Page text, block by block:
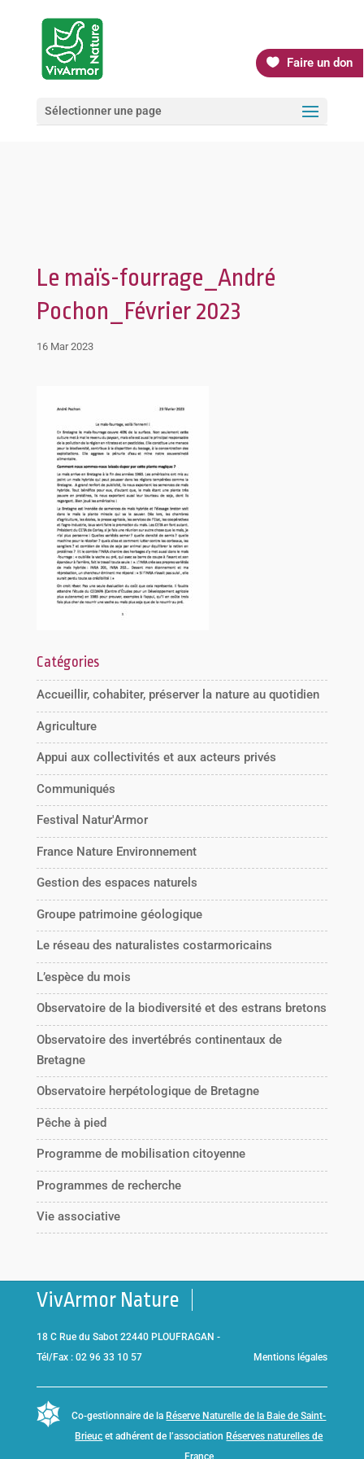
Faire un don
Sélectionner une page
Le maïs-fourrage_André
Pochon_Février 2023
16 Mar 2023
Catégories
Accueillir, cohabiter, préserver la nature au quotidien
Agriculture
Appui aux collectivités et aux acteurs privés
Communiqués
Festival Natur'Armor
France Nature Environnement
Gestion des espaces naturels
Groupe patrimoine géologique
Le réseau des naturalistes costarmoricains
L’espèce du mois
Observatoire de la biodiversité et des estrans bretons
Observatoire des invertébrés continentaux de
Bretagne
Observatoire herpétologique de Bretagne
Pêche à pied
Programme de mobilisation citoyenne
Programmes de recherche
Vie associative
VivArmor Nature
18 C Rue du Sabot 22440 PLOUFRAGAN -
Tél/Fax : 02 96 33 10 57
Mentions légales
Co-gestionnaire de la Réserve Naturelle de la Baie de Saint-
Brieuc et adhérent de l’association Réserves naturelles de